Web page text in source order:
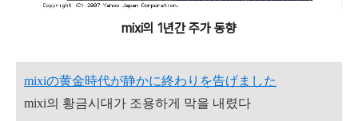
mixi의 1년간 주가 동향
mixiの黄金時代が静かに終わりを告げました
mixi의 황금시대가 조용하게 막을 내렸다